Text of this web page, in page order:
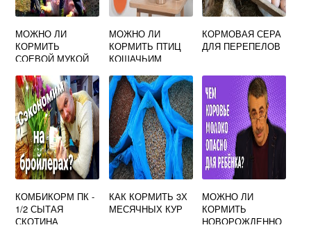
МОЖНО ЛИ
КОРМИТЬ
СОЕВОЙ МУКОЙ
МОЖНО ЛИ
КОРМИТЬ ПТИЦ
КОШАЧЬИМ
КОРМОВАЯ СЕРА
ДЛЯ ПЕРЕПЕЛОВ
КОМБИКОРМ ПК -
1/2 СЫТАЯ
СКОТИНА
КАК КОРМИТЬ 3Х
МЕСЯЧНЫХ КУР
МОЖНО ЛИ
КОРМИТЬ
НОВОРОЖДЕННО